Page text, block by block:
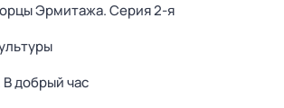
Эрмитажа. Серия 2-я
добрый час